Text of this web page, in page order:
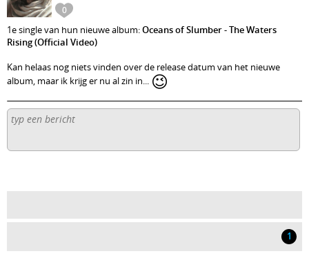
0
1e single van hun nieuwe album:Oceans of Slumber - The Waters
Rising (Official Video)
Kan helaas nog niets vinden over de release datum van het nieuwe
album, maar ik krijg er nu al zin in... 😉
1